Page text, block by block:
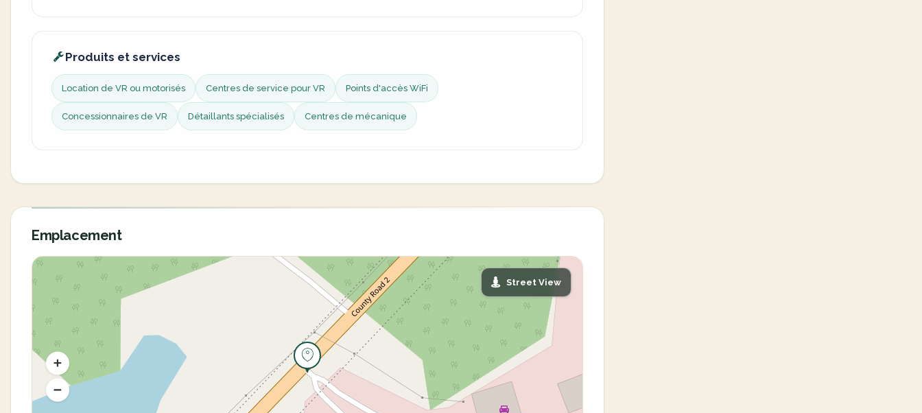
Produits et services
Location de VR ou motorisés Centres de service pour VR Points d'accès WiFi
Concessionnaires de VR Détaillants spécialisés Centres de mécanique
Emplacement
Street View